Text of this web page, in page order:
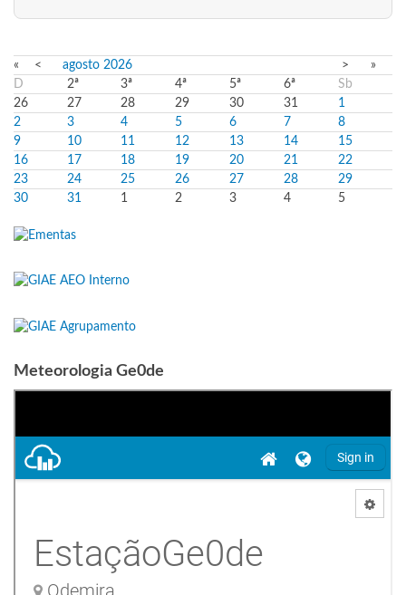
« < agosto 2026 >
»
D
2ª 3ª 4ª 5ª 6ª
Sb
26
27 28 29 30 31
1
2
3 4 5 6 7
8
9
10 11 12 13 14
15
16
17 18 19 20 21
22
23
24 25 26 27 28
29
30
31 1 2 3 4 5
Meteorologia Ge0de